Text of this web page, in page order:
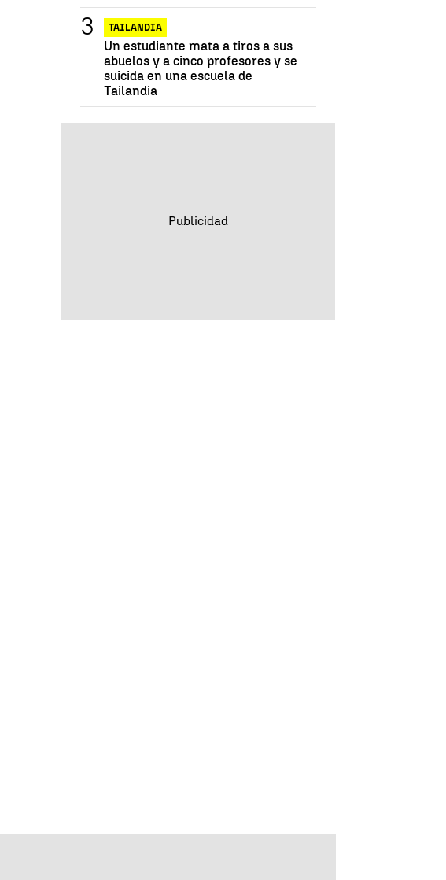
TAILANDIA
Un estudiante mata a tiros a sus
abuelos y a cinco profesores y se
suicida en una escuela de
Tailandia